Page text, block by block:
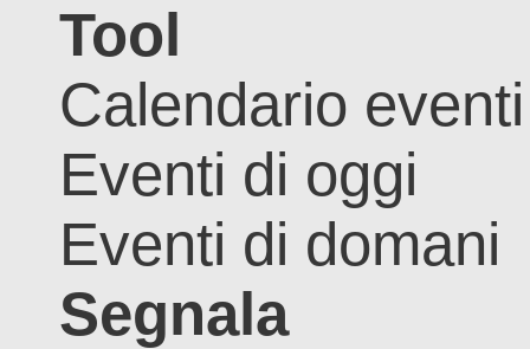
Tool
Calendario eventi
Eventi di oggi
Eventi di domani
Segnala